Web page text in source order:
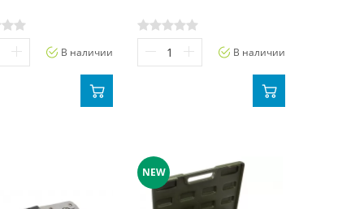
В наличии В наличии
NEW